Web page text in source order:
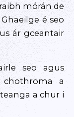
mórán de
é seo
ár gceantair
seo agus
chothroma a
a chur i